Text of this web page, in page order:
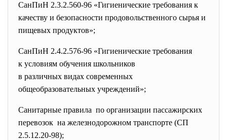
СанПиН 2.3.2.560-96 «Гигиенические требования к
качеству и безопасности продовольственного сырья и
пищевых продуктов»;
СанПиН 2.4.2.576-96 «Гигиенические требования
к условиям обучения школьников
в различных видах современных
общеобразовательных учреждений»;
Санитарные правила по организации пассажирских
перевозок на железнодорожном транспорте (СП
2.5.12.20-98);